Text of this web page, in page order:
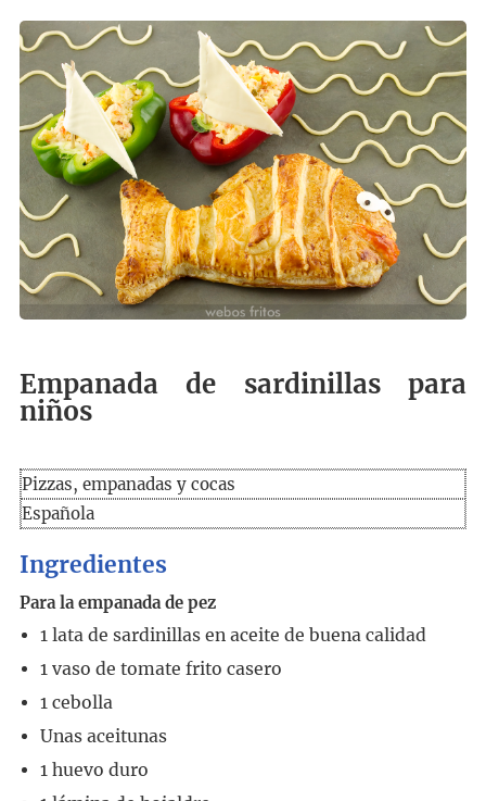
Empanada de sardinillas para
niños
Pizzas, empanadas y cocas
Española
Ingredientes
Para la empanada de pez
1 lata de sardinillas en aceite de buena calidad
1 vaso de tomate frito casero
1 cebolla
Unas aceitunas
1 huevo duro